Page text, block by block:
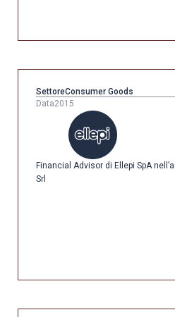
SettoreConsumer Goods
Data2015
Financial Advisor di Ellepi SpA
Srl